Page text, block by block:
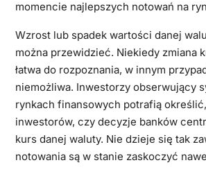
momencie najlepszych notowań na
Wzrost lub spadek wartości danej
można przewidzieć. Niekiedy zmiana
łatwa do rozpoznania, w innym
niemożliwa. Inwestorzy obserwujący
rynkach finansowych potrafią
inwestorów, czy decyzje banków
kurs danej waluty. Nie dzieje się tak
notowania są w stanie zaskoczyć